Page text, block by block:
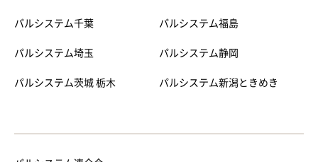
パルシステム千葉
パルシステム埼玉
パルシステム茨城 栃木
パルシステム福島
パルシステム静岡
パルシステム新潟ときめき